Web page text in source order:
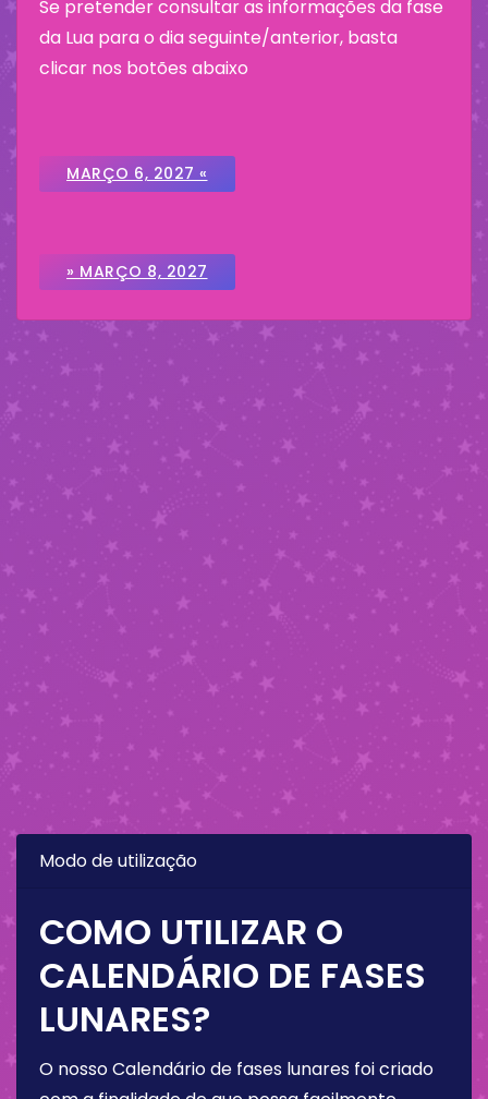
Se pretender consultar as informações da fase
da Lua para o dia seguinte/anterior, basta
clicar nos botões abaixo
MARÇO 6, 2027 «
» MARÇO 8, 2027
Modo de utilização
COMO UTILIZAR O
CALENDÁRIO DE FASES
LUNARES?
O nosso Calendário de fases lunares foi criado